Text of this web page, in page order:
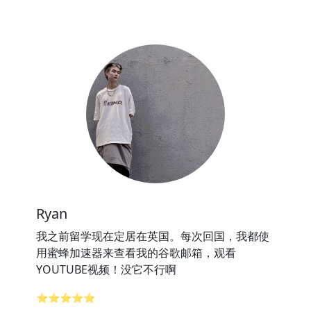
Ryan
我之前留学现在定居在英国。每次回国，我都使
用蜜蜂加速器来查看我的谷歌邮箱，观看
YOUTUBE视频！没它不行啊
⭐⭐⭐⭐⭐